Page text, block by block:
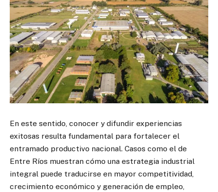
En este sentido, conocer y difundir experiencias
exitosas resulta fundamental para fortalecer el
entramado productivo nacional. Casos como el de
Entre Ríos muestran cómo una estrategia industrial
integral puede traducirse en mayor competitividad,
crecimiento económico y generación de empleo,